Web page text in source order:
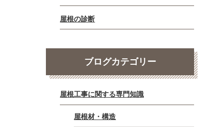
屋根の診断
ブログカテゴリー
屋根工事に関する専門知識
屋根材・構造